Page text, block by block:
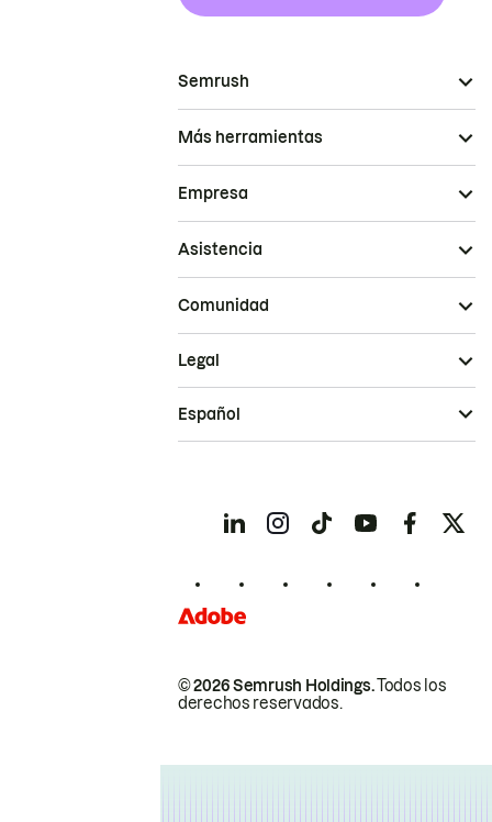
Semrush
Más herramientas
Empresa
Asistencia
Comunidad
© 2026 Semrush Holdings.Todos los
derechos reservados.
Legal
Español